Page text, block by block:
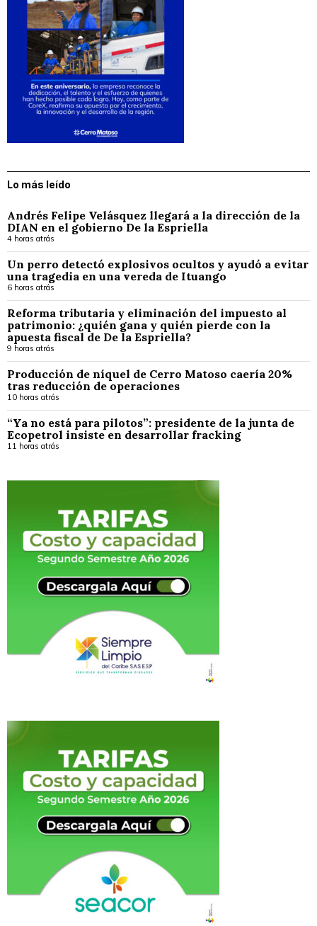
Lo más leído
Andrés Felipe Velásquez llegará a la dirección de la
DIAN en el gobierno De la Espriella
4 horas atrás
Un perro detectó explosivos ocultos y ayudó a evitar
una tragedia en una vereda de Ituango
6 horas atrás
Reforma tributaria y eliminación del impuesto al
patrimonio: ¿quién gana y quién pierde con la
apuesta fiscal de De la Espriella?
9 horas atrás
Producción de níquel de Cerro Matoso caería 20%
tras reducción de operaciones
10 horas atrás
“Ya no está para pilotos”: presidente de la junta de
Ecopetrol insiste en desarrollar fracking
11 horas atrás